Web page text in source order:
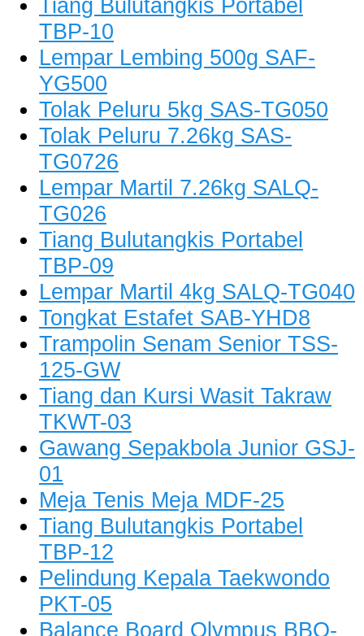
Tiang Bulutangkis Portabel
TBP-10
Lempar Lembing 500g SAF-
YG500
Tolak Peluru 5kg SAS-TG050
Tolak Peluru 7.26kg SAS-
TG0726
Lempar Martil 7.26kg SALQ-
TG026
Tiang Bulutangkis Portabel
TBP-09
Lempar Martil 4kg SALQ-TG040
Tongkat Estafet SAB-YHD8
Trampolin Senam Senior TSS-
125-GW
Tiang dan Kursi Wasit Takraw
TKWT-03
Gawang Sepakbola Junior GSJ-
01
Meja Tenis Meja MDF-25
Tiang Bulutangkis Portabel
TBP-12
Pelindung Kepala Taekwondo
PKT-05
Balance Board Olympus BBO-